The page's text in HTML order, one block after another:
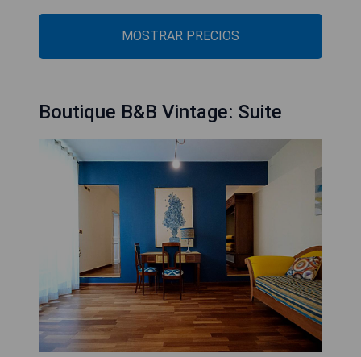
MOSTRAR PRECIOS
Boutique B&B Vintage: Suite